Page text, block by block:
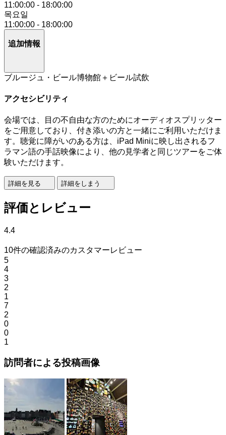
11:00:00 - 18:00:00
목요일
11:00:00 - 18:00:00
追加情報
ブルージュ・ビール博物館＋ビール試飲
アクセシビリティ
会場では、目の不自由な方のためにオーディオスプリッター
をご用意しており、付き添いの方と一緒にご利用いただけま
す。聴覚に障がいのある方は、iPad Miniに映し出されるフ
ラマン語の手話映像により、他の見学者と同じツアーをご体
験いただけます。
詳細を見る 詳細をしまう
評価とレビュー
4.4
10件の確認済みのカスタマーレビュー
5
4
3
2
1
7
2
0
0
1
訪問者による投稿画像